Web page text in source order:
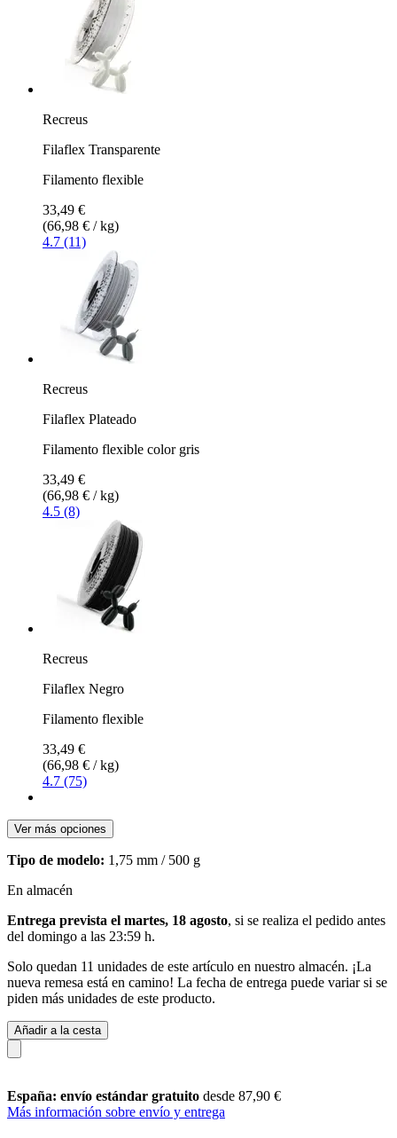
Recreus
Filaflex Transparente
Filamento flexible
33,49 €
(66,98 € / kg)
4.7 (11)
Recreus
Filaflex Plateado
Filamento flexible color gris
33,49 €
(66,98 € / kg)
4.5 (8)
Recreus
Filaflex Negro
Filamento flexible
33,49 €
(66,98 € / kg)
4.7 (75)
Ver más opciones
Tipo de modelo: 1,75 mm / 500 g
En almacén
Entrega prevista el martes, 18 agosto, si se realiza el pedido antes
del domingo a las 23:59 h.
Solo quedan 11 unidades de este artículo en nuestro almacén. ¡La
nueva remesa está en camino! La fecha de entrega puede variar si se
piden más unidades de este producto.
Añadir a la cesta
España: envío estándar gratuito desde 87,90 €
Más información sobre envío y entrega